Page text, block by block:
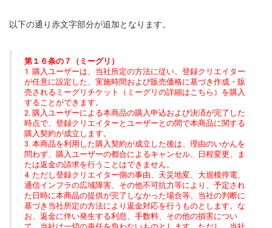
以下の通り赤文字部分が追加となります。
第１６条の７（ミーグリ）
1. 購入ユーザーは、当社所定の方法に従い、登録クリエイター
が任意に設定した、実施時間および販売価格に基づき作成・販
売されるミーグリチケット（ミーグリの詳細はこちら）を購入
することができます。
2. 購入ユーザーによる本商品の購入申込および決済が完了した
時点で、登録クリエイターとユーザーとの間で本商品に関する
購入契約が成立します。
3. 本商品を利用した購入契約が成立した後は、理由のいかんを
問わず、購入ユーザーの都合によるキャンセル、日程変更、ま
たは返金の請求を行うことはできません。
4. ただし登録クリエイター側の事由、天災地変、大規模停電、
通信インフラの広域障害、その他不可抗力等により、予定され
た日時に本商品の提供が完了しなかった場合等、当社の判断に
基づき当社所定の方法により返金対応を行うものとします。な
お、返金に伴い発生する利息、手数料、その他の損害につい